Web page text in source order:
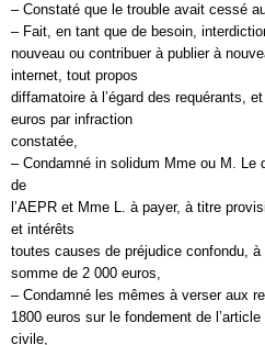
– Constaté que le trouble avait cessé
– Fait, en tant que de besoin,
nouveau ou contribuer à publier à
internet, tout propos
diffamatoire à l’égard des requérants,
euros par infraction
constatée,
– Condamné in solidum Mme ou M. Le
de
l’AEPR et Mme L. à payer, à titre
et intérêts
toutes causes de préjudice confondu,
somme de 2 000 euros,
– Condamné les mêmes à verser aux
1800 euros sur le fondement de
civile,